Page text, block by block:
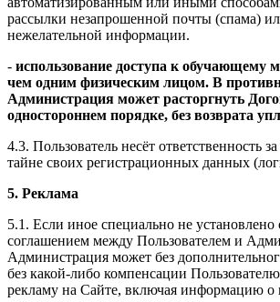
рассылки незапрошенной почты (спама)
нежелательной информации.
- использование доступа к обучающему
чем одним физическим лицом. В
Администрация может расторгнуть
одностороннем порядке, без возврата
4.3. Пользователь несёт ответственность
тайне своих регистрационных данных
5. Реклама
5.1. Если иное специально не
соглашением между Пользователем и
Администрация может без
без какой-либо компенсации
рекламу на Сайте, включая информацию